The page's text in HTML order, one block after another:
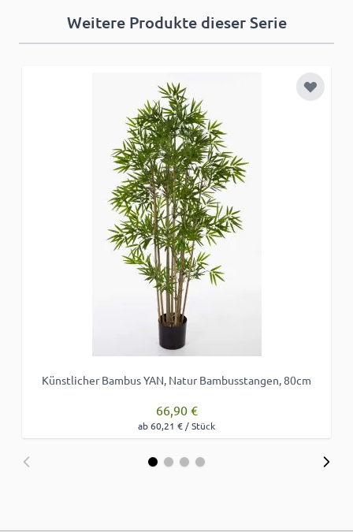
Weitere Produkte dieser Serie
Zur
Künstlicher Bambus YAN, Natur Bambusstangen, 80cm
66,90 €
ab 60,21 € / Stück